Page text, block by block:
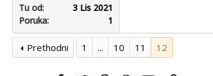
Tu od
3 Lis 2021
Poruka
1
Prethodni 1 ... 10 11 12